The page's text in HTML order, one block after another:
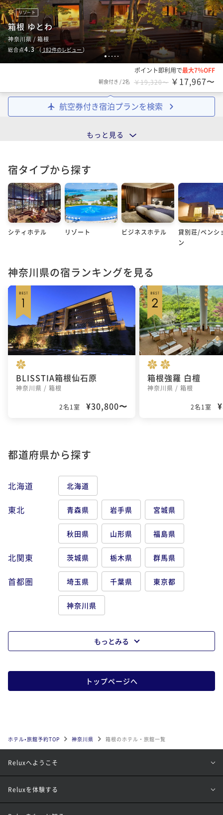
1 2 3 4 5
リゾート
箱根 ゆとわ
神奈川県 / 箱根
総合点4.3（ 182件のレビュー ）
ポイント即利用で最大7％OFF
朝食付き /2名 ￥19,320〜 ￥17,967〜
航空券付き宿泊プランを検索
もっと見る
宿タイプから探す
シティホテル リゾート ビジネスホテル
貸別荘/ペンシ
ン
神奈川県の宿ランキングを見る
BLISSTIA箱根仙石原
神奈川県 / 箱根
2名1室 ¥30,800〜
箱根強羅 白檀
神奈川県 / 箱根
2名1室
都道府県から探す
北海道 北海道
東北 青森県 岩手県 宮城県
秋田県 山形県 福島県
北関東 茨城県 栃木県 群馬県
首都圏 埼玉県 千葉県 東京都
神奈川県
もっとみる
トップページへ
ホテル•旅館予約TOP 神奈川県 箱根のホテル・旅館一覧
Reluxへようこそ
Reluxを体験する